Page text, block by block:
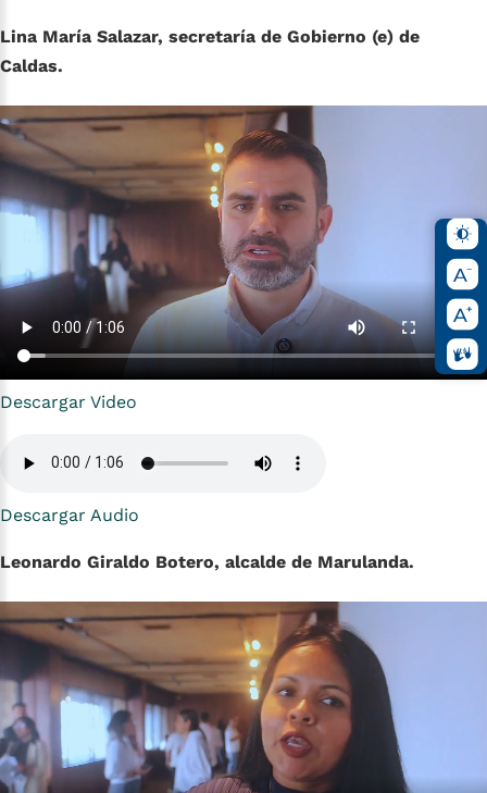
Lina María Salazar, secretaría de Gobierno (e) de
Caldas.
Descargar Video
Descargar Audio
Leonardo Giraldo Botero, alcalde de Marulanda.